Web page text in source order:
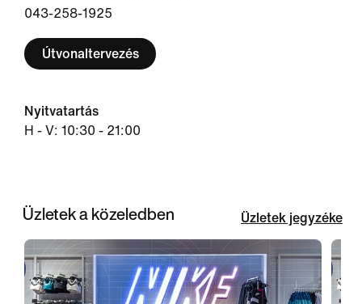
043-258-1925
Útvonaltervezés
Nyitvatartás
H - V: 10:30 - 21:00
Üzletek a közeledben Üzletek jegyzéke